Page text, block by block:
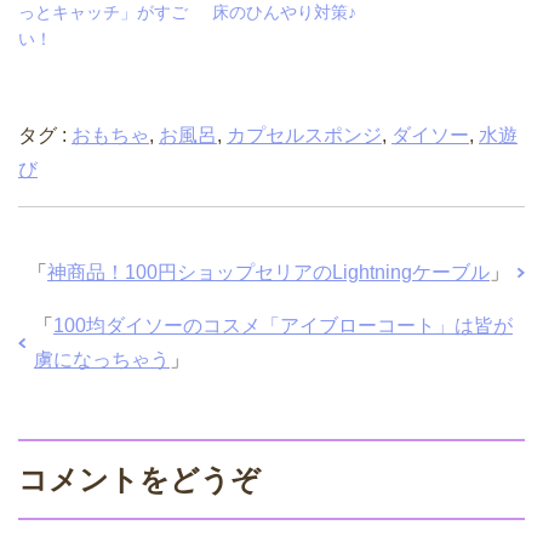
っとキャッチ」がすご
い！
床のひんやり対策♪
タグ : おもちゃ, お風呂, カプセルスポンジ, ダイソー, 水遊
び
「 神商品！100円ショップセリアのLightningケーブル 」
「 100均ダイソーのコスメ「アイブローコート」は皆が
虜になっちゃう 」
コメントをどうぞ